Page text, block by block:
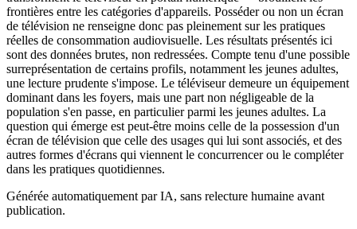
frontières entre les catégories d'appareils. Posséder ou non un écran
de télévision ne renseigne donc pas pleinement sur les pratiques
réelles de consommation audiovisuelle. Les résultats présentés ici
sont des données brutes, non redressées. Compte tenu d'une possible
surreprésentation de certains profils, notamment les jeunes adultes,
une lecture prudente s'impose. Le téléviseur demeure un équipement
dominant dans les foyers, mais une part non négligeable de la
population s'en passe, en particulier parmi les jeunes adultes. La
question qui émerge est peut-être moins celle de la possession d'un
écran de télévision que celle des usages qui lui sont associés, et des
autres formes d'écrans qui viennent le concurrencer ou le compléter
dans les pratiques quotidiennes.
Générée automatiquement par IA, sans relecture humaine avant
publication.